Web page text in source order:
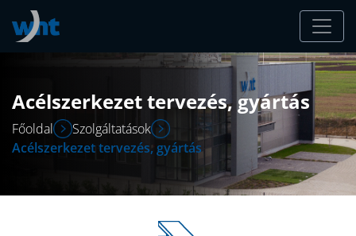
Acélszerkezet tervezés, gyártás
Főoldal
Szolgáltatások
Acélszerkezet tervezés, gyártás